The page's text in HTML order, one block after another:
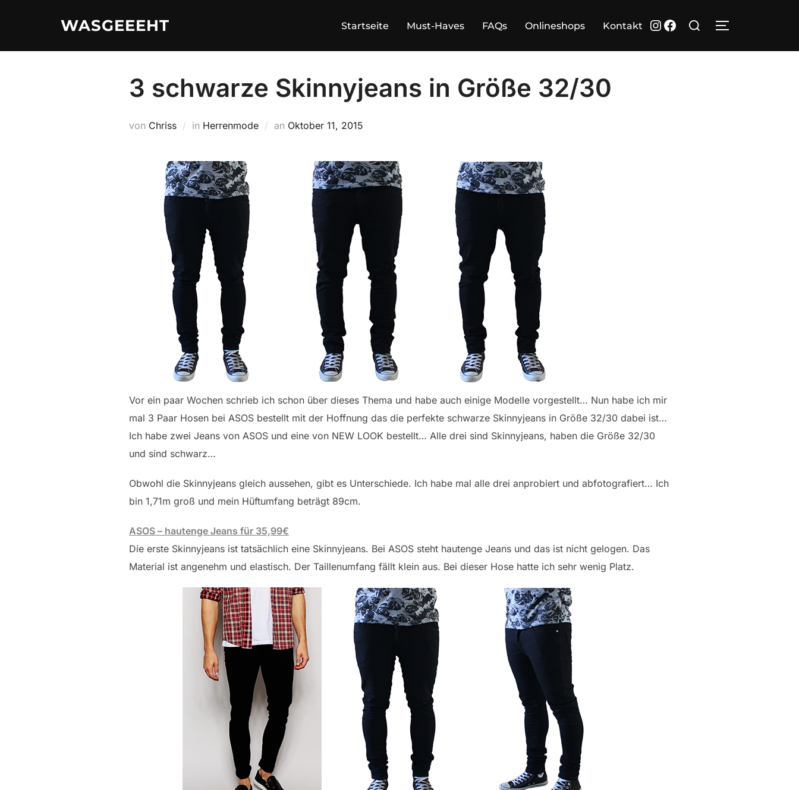
WASGEEEHT Startseite Must-Haves FAQs Onlineshops Kontakt Instagram
Facebook
Suchen
3 schwarze Skinnyjeans in Größe 32/30
von Chriss in Herrenmode an Veröffentlicht
Oktober 11, 2015
Vor ein paar Wochen schrieb ich schon über dieses Thema und habe auch einige Modelle vorgestellt… Nun habe ich mir
mal 3 Paar Hosen bei ASOS bestellt mit der Hoffnung das die perfekte schwarze Skinnyjeans in Größe 32/30 dabei ist…
Ich habe zwei Jeans von ASOS und eine von NEW LOOK bestellt… Alle drei sind Skinnyjeans, haben die Größe 32/30
und sind schwarz…
Obwohl die Skinnyjeans gleich aussehen, gibt es Unterschiede. Ich habe mal alle drei anprobiert und abfotografiert… Ich
bin 1,71m groß und mein Hüftumfang beträgt 89cm.
ASOS – hautenge Jeans für 35,99€
Die erste Skinnyjeans ist tatsächlich eine Skinnyjeans. Bei ASOS steht hautenge Jeans und das ist nicht gelogen. Das
Material ist angenehm und elastisch. Der Taillenumfang fällt klein aus. Bei dieser Hose hatte ich sehr wenig Platz.